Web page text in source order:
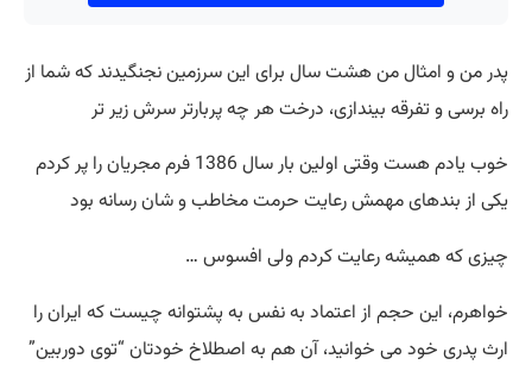
پدر من و امثال من هشت سال برای این سرزمین نجنگیدند که شما از
راه برسی و تفرقه بیندازی، درخت هر چه پربارتر سرش زیر تر
خوب یادم هست وقتی اولین بار سال 1386 فرم مجریان را پر کردم
یکی از بندهای مهمش رعایت حرمت مخاطب و شان رسانه بود
چیزی که همیشه رعایت کردم ولی افسوس …
خواهرم، این حجم از اعتماد به نفس به پشتوانه چیست که ایران را
ارث پدری خود می خوانید، آن هم به اصطلاخ خودتان “توی دوربین”